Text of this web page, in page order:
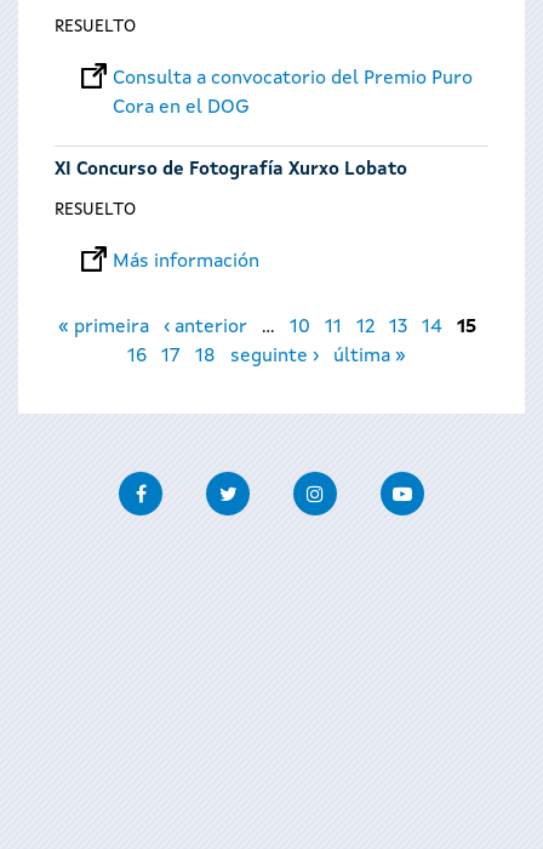
RESUELTO
Consulta a convocatorio del Premio Puro
Cora en el DOG
XI Concurso de Fotografía Xurxo Lobato
RESUELTO
Más información
Páginas
« primeira ‹ anterior … 10 11 12 13 14
15
16
17 18 seguinte › última »
FacebookTwitter InstagramYoutube